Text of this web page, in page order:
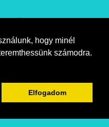
hogy minél
számodra.
Elfogadom
marketplace partner
All Rights Reserved